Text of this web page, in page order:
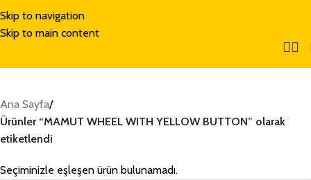
Skip to navigation
Skip to main content
Ana Sayfa/
Ürünler “MAMUT WHEEL WITH YELLOW BUTTON” olarak
etiketlendi
Seçiminizle eşleşen ürün bulunamadı.